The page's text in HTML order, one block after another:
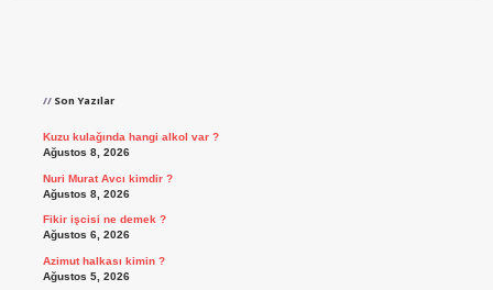
Son Yazılar
Kuzu kulağında hangi alkol var ?
Ağustos 8, 2026
Nuri Murat Avcı kimdir ?
Ağustos 8, 2026
Fikir işcisi ne demek ?
Ağustos 6, 2026
Azimut halkası kimin ?
Ağustos 5, 2026